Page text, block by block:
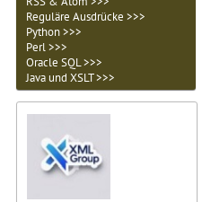
Reguläre Ausdrücke >>>
Python >>>
Perl >>>
Oracle SQL >>>
Java und XSLT >>>